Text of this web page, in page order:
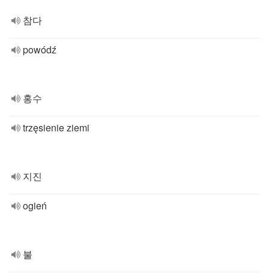
참다
powódź
홍수
trzęsienie ziemi
지진
ogień
불